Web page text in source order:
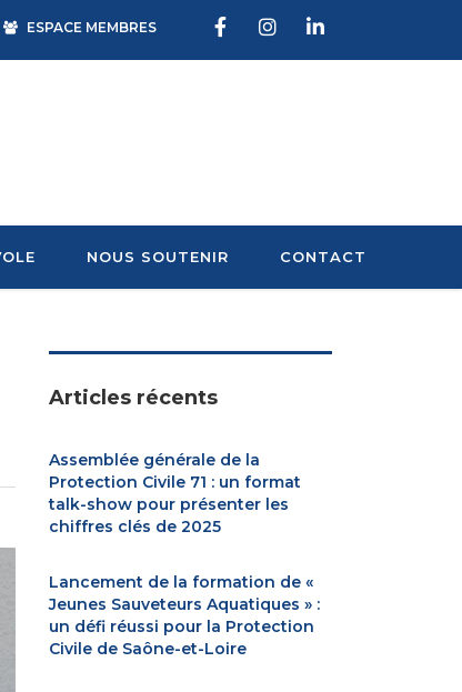
ESPACE MEMBRES
NOUS SOUTENIR CONTACT
Articles récents
Assemblée générale de la
Protection Civile 71 : un format
talk-show pour présenter les
chiffres clés de 2025
Lancement de la formation de «
Jeunes Sauveteurs Aquatiques » :
un défi réussi pour la Protection
Civile de Saône-et-Loire